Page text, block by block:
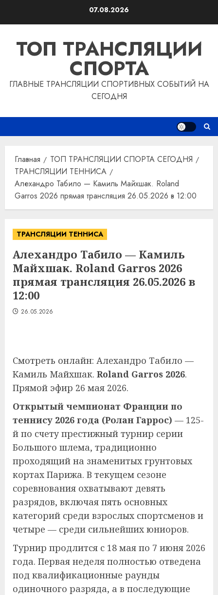
07.08.2026
ТОП ТРАНСЛЯЦИИ
СПОРТА
ГЛАВНЫЕ ТРАНСЛЯЦИИ СПОРТИВНЫХ СОБЫТИЙ НА
СЕГОДНЯ
Главная
ТОП ТРАНСЛЯЦИИ СПОРТА СЕГОДНЯ
ТРАНСЛЯЦИИ ТЕННИСА
Алехандро Табило — Камиль Майхшак. Roland
Garros 2026 прямая трансляция 26.05.2026 в 12:00
ТРАНСЛЯЦИИ ТЕННИСА
Алехандро Табило — Камиль
Майхшак. Roland Garros 2026
прямая трансляция 26.05.2026 в
12:00
26.05.2026
Смотреть онлайн: Алехандро Табило —
Камиль Майхшак. Roland Garros 2026.
Прямой эфир 26 мая 2026.
Открытый чемпионат Франции по
теннису 2026 года (Ролан Гаррос) — 125-
й по счету престижный турнир серии
Большого шлема, традиционно
проходящий на знаменитых грунтовых
кортах Парижа. В текущем сезоне
соревнования охватывают девять
разрядов, включая пять основных
категорий среди взрослых спортсменов и
четыре — среди сильнейших юниоров.
Турнир продлится с 18 мая по 7 июня 2026
года. Первая неделя полностью отведена
под квалификационные раунды
одиночного разряда, а в последующие